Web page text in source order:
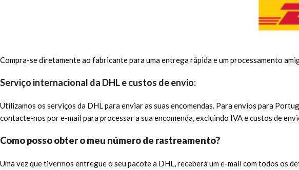
Compra-se diretamente ao fabricante para uma entrega rápida e um processamento
Serviço internacional da DHL e custos de envio:
Utilizamos os serviços da DHL para enviar as suas encomendas. Para envios para
contacte-nos por e-mail para processar a sua encomenda, excluindo IVA e custos de
Como posso obter o meu número de rastreamento?
Uma vez que tivermos entregue o seu pacote a DHL, receberá um e-mail com todos